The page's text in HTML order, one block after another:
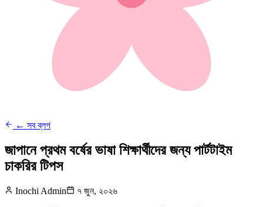
← সব ব্লগ
জাপানে প্রথম বর্ষের ভাষা শিক্ষার্থীদের জন্য পার্টটাইম
চাকরির টিপস
Inochi Admin ৭ জুন, ২০২৬